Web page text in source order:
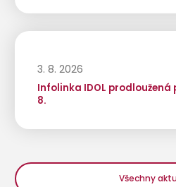
3. 8. 2026
Infolinka IDOL prodloužená
8.
Všechny